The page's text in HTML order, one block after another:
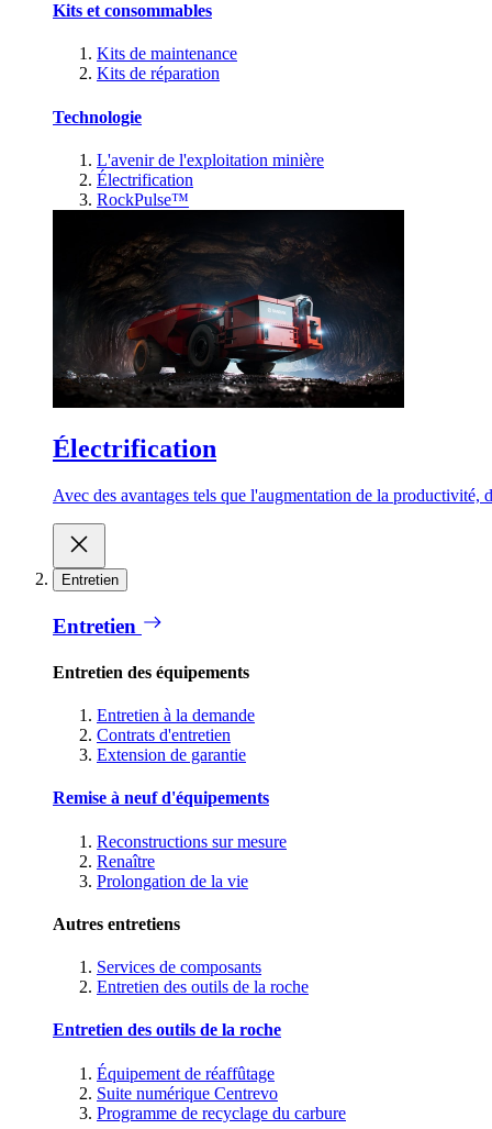
Kits et consommables
Kits de maintenance
Kits de réparation
Technologie
L'avenir de l'exploitation minière
Électrification
RockPulse™
Électrification
Avec des avantages tels que l'augmentation de la
Entretien
Entretien
Entretien des équipements
Entretien à la demande
Contrats d'entretien
Extension de garantie
Remise à neuf d'équipements
Reconstructions sur mesure
Renaître
Prolongation de la vie
Autres entretiens
Services de composants
Entretien des outils de la roche
Entretien des outils de la roche
Équipement de réaffûtage
Suite numérique Centrevo
Programme de recyclage du carbure